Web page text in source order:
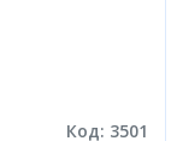
Код: 3501